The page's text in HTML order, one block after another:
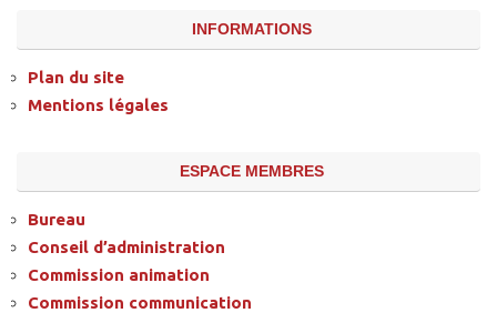
INFORMATIONS
Plan du site
Mentions légales
ESPACE MEMBRES
Bureau
Conseil d’administration
Commission animation
Commission communication